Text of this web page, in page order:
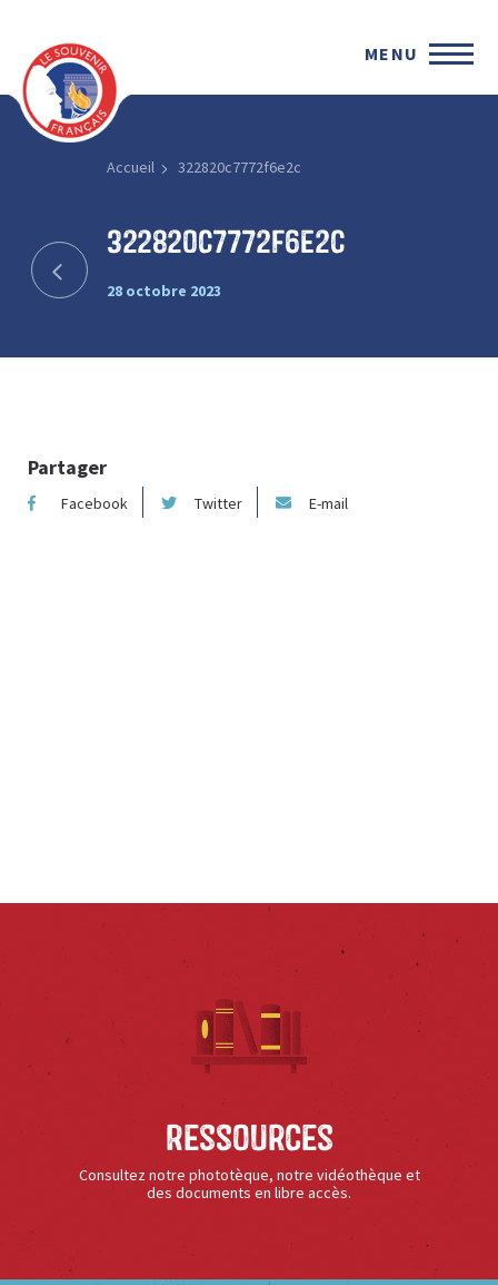
MENU
Accueil 322820c7772f6e2c
322820c7772f6e2c
28 octobre 2023
Partager
Facebook Twitter E-mail
Ressources
Consultez notre phototèque, notre vidéothèque et
des documents en libre accès.